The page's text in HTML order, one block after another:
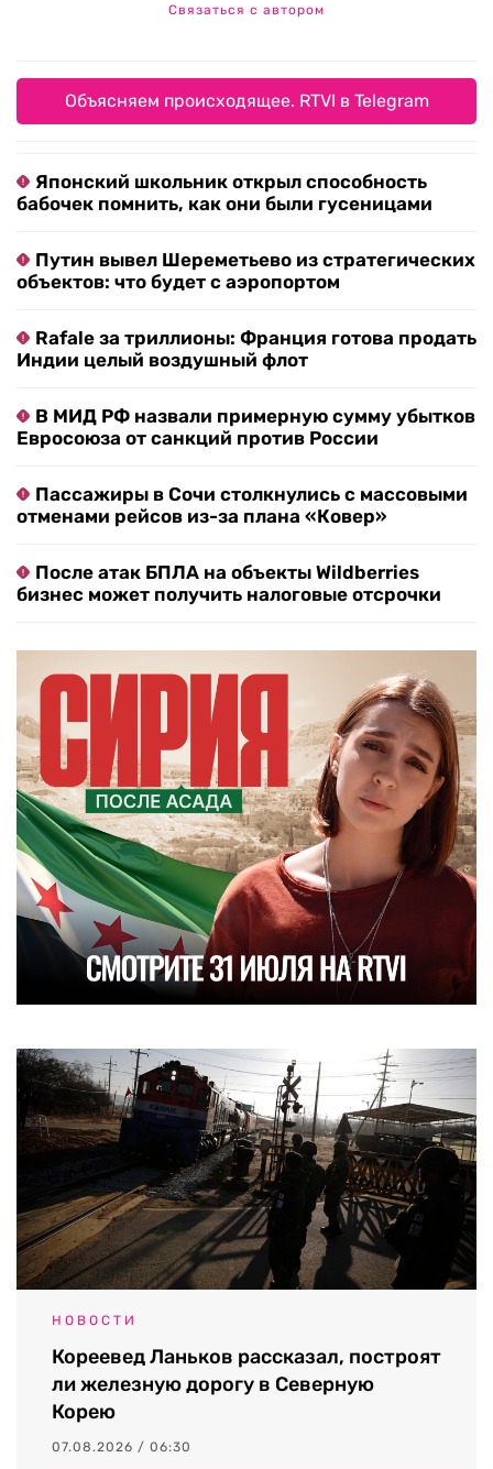
Связаться с автором
Объясняем происходящее. RTVI в Telegram
Японский школьник открыл способность
бабочек помнить, как они были гусеницами
Путин вывел Шереметьево из стратегических
объектов: что будет с аэропортом
Rafale за триллионы: Франция готова продать
Индии целый воздушный флот
В МИД РФ назвали примерную сумму убытков
Евросоюза от санкций против России
Пассажиры в Сочи столкнулись с массовыми
отменами рейсов из-за плана «Ковер»
После атак БПЛА на объекты Wildberries
бизнес может получить налоговые отсрочки
НОВОСТИ
Кореевед Ланьков рассказал, построят
ли железную дорогу в Северную
Корею
07.08.2026 / 06:30